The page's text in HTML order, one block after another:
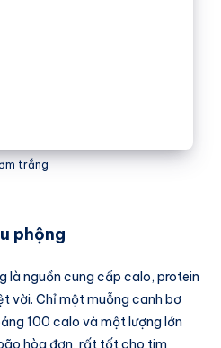
trắng
phộng
là nguồn cung cấp calo, protein
vời. Chỉ một muỗng canh bơ
100 calo và một lượng lớn
hòa đơn, rất tốt cho tim